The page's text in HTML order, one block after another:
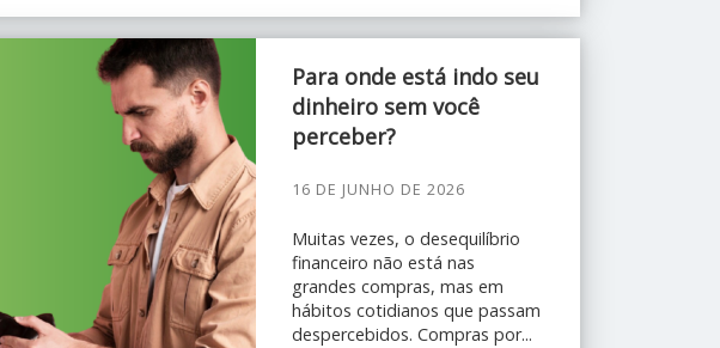
Para onde está indo seu
dinheiro sem você
perceber?
16 DE JUNHO DE 2026
Muitas vezes, o desequilíbrio
financeiro não está nas
grandes compras, mas em
hábitos cotidianos que passam
despercebidos. Compras por...